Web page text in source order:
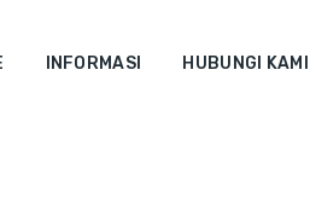
INFORMASI HUBUNGI KAMI